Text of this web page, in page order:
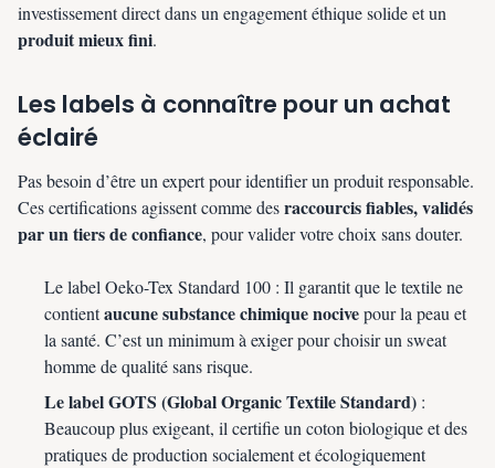
investissement direct dans un engagement éthique solide et un
produit mieux fini.
Les labels à connaître pour un achat
éclairé
Pas besoin d’être un expert pour identifier un produit responsable.
Ces certifications agissent comme desraccourcis fiables, validés
par un tiers de confiance, pour valider votre choix sans douter.
Le label Oeko-Tex Standard 100 : Il garantit que le textile ne
contientaucune substance chimique nocivepour la peau et
la santé. C’est un minimum à exiger pour choisir un sweat
homme de qualité sans risque.
Le label GOTS (Global Organic Textile Standard) :
Beaucoup plus exigeant, il certifie un coton biologique et des
pratiques de production socialement et écologiquement